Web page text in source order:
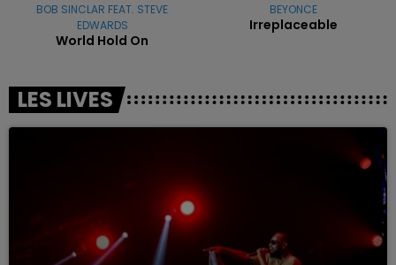
BOB SINCLAR FEAT. STEVE
EDWARDS
World Hold On
BEYONCE
Irreplaceable
LES LIVES